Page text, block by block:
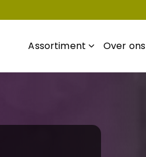
Assortiment Over ons